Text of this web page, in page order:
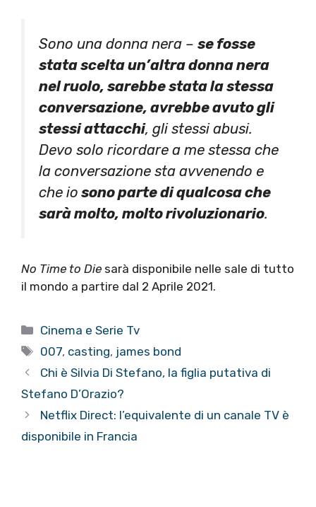
Sono una donna nera – se fosse
stata scelta un’altra donna nera
nel ruolo, sarebbe stata la stessa
conversazione, avrebbe avuto gli
stessi attacchi, gli stessi abusi.
Devo solo ricordare a me stessa che
la conversazione sta avvenendo e
che io sono parte di qualcosa che
sarà molto, molto rivoluzionario.
No Time to Die sarà disponibile nelle sale di tutto
il mondo a partire dal 2 Aprile 2021.
Categorie
Cinema e Serie Tv
Tag
007, casting, james bond
Chi è Silvia Di Stefano, la figlia putativa di
Stefano D’Orazio?
Netflix Direct: l’equivalente di un canale TV è
disponibile in Francia